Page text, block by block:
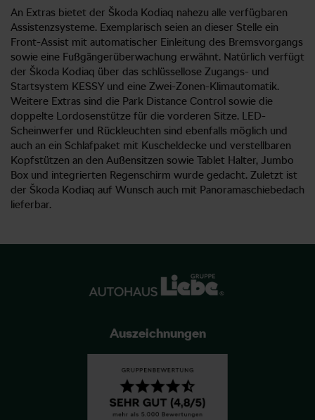
An Extras bietet der Škoda Kodiaq nahezu alle verfügbaren
Assistenzsysteme. Exemplarisch seien an dieser Stelle ein
Front-Assist mit automatischer Einleitung des Bremsvorgangs
sowie eine Fußgängerüberwachung erwähnt. Natürlich verfügt
der Škoda Kodiaq über das schlüssellose Zugangs- und
Startsystem KESSY und eine Zwei-Zonen-Klimautomatik.
Weitere Extras sind die Park Distance Control sowie die
doppelte Lordosenstütze für die vorderen Sitze. LED-
Scheinwerfer und Rückleuchten sind ebenfalls möglich und
auch an ein Schlafpaket mit Kuscheldecke und verstellbaren
Kopfstützen an den Außensitzen sowie Tablet Halter, Jumbo
Box und integrierten Regenschirm wurde gedacht. Zuletzt ist
der Škoda Kodiaq auf Wunsch auch mit Panoramaschiebedach
lieferbar.
Auszeichnungen